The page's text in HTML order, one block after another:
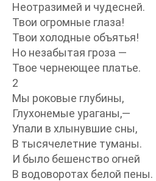
Неотразимей и чудесней.
Твои огромные глаза!
Твои холодные объятья!
Но незабытая гроза —
Твое чернеющее платье.
2
Мы роковые глубины,
Глухонемые ураганы,—
Упали в хлынувшие сны,
В тысячелетние туманы.
И было бешенство огней
В водоворотах белой пены.